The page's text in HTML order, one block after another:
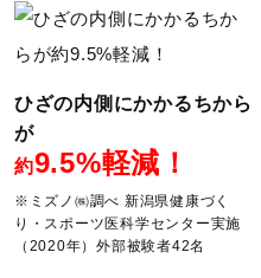
ひざ優導ソール
サステナビリティ
材料：
アッパー本体裏地のテキス
素材を使用。
インソール表面のテキスタ
ひざの内側にかかるちから
が
約9.5%軽減！
※ミズノ㈱調べ 新潟県健康づく
り・スポーツ医科学センター実施
（2020年）外部被験者42名